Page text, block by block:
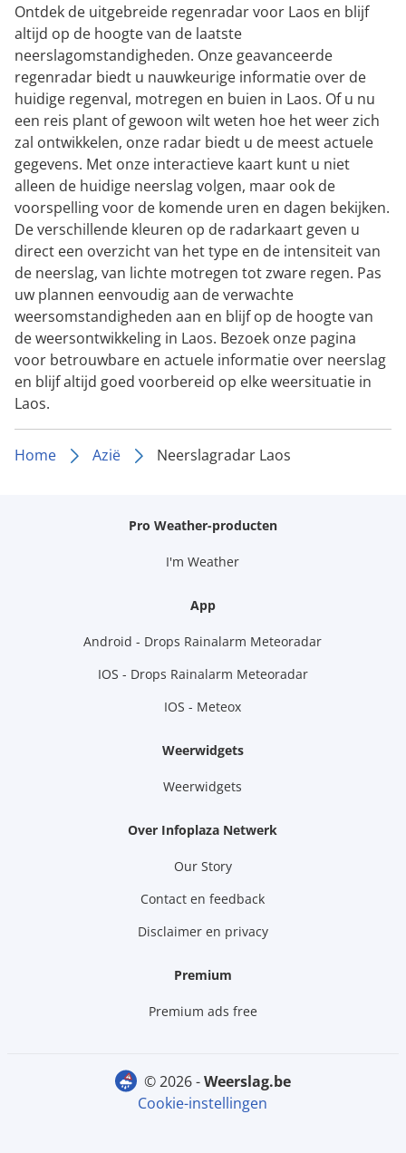
Ontdek de uitgebreide regenradar voor Laos en blijf
altijd op de hoogte van de laatste
neerslagomstandigheden. Onze geavanceerde
regenradar biedt u nauwkeurige informatie over de
huidige regenval, motregen en buien in Laos. Of u nu
een reis plant of gewoon wilt weten hoe het weer zich
zal ontwikkelen, onze radar biedt u de meest actuele
gegevens. Met onze interactieve kaart kunt u niet
alleen de huidige neerslag volgen, maar ook de
voorspelling voor de komende uren en dagen bekijken.
De verschillende kleuren op de radarkaart geven u
direct een overzicht van het type en de intensiteit van
de neerslag, van lichte motregen tot zware regen. Pas
uw plannen eenvoudig aan de verwachte
weersomstandigheden aan en blijf op de hoogte van
de weersontwikkeling in Laos. Bezoek onze pagina
voor betrouwbare en actuele informatie over neerslag
en blijf altijd goed voorbereid op elke weersituatie in
Laos.
Home Azië Neerslagradar Laos
Pro Weather-producten
I'm Weather
App
Android - Drops Rainalarm Meteoradar
IOS - Drops Rainalarm Meteoradar
IOS - Meteox
Weerwidgets
Weerwidgets
Over Infoplaza Netwerk
Our Story
Contact en feedback
Disclaimer en privacy
Premium
Premium ads free
© 2026 -
weerslag.be
Cookie-instellingen